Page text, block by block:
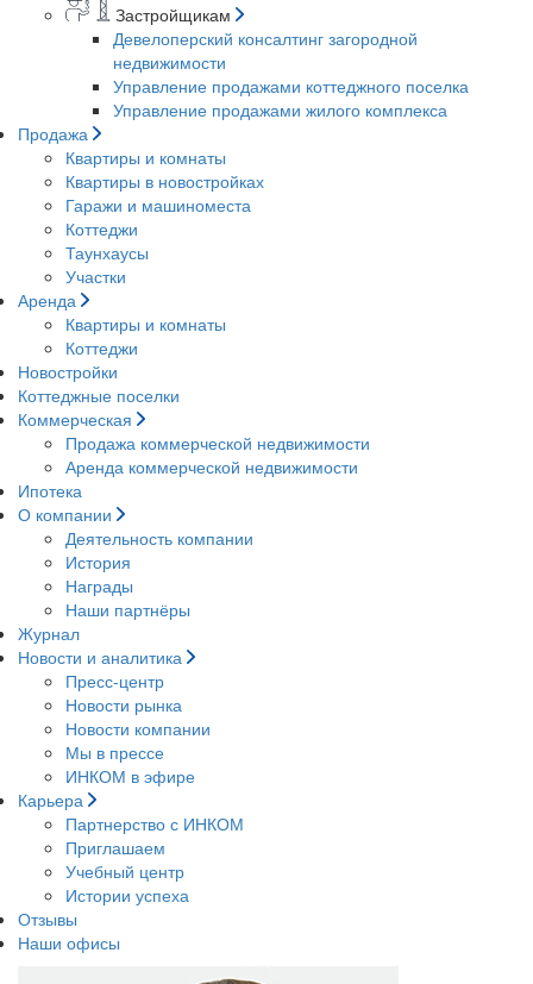
Застройщикам
Девелоперский консалтинг загородной
недвижимости
Управление продажами коттеджного поселка
Управление продажами жилого комплекса
Продажа
Квартиры и комнаты
Квартиры в новостройках
Гаражи и машиноместа
Коттеджи
Таунхаусы
Участки
Аренда
Квартиры и комнаты
Коттеджи
Новостройки
Коттеджные поселки
Коммерческая
Продажа коммерческой недвижимости
Аренда коммерческой недвижимости
Ипотека
О компании
Деятельность компании
История
Награды
Наши партнёры
Журнал
Новости и аналитика
Пресс-центр
Новости рынка
Новости компании
Мы в прессе
ИНКОМ в эфире
Карьера
Партнерство с ИНКОМ
Приглашаем
Учебный центр
Истории успеха
Отзывы
Наши офисы